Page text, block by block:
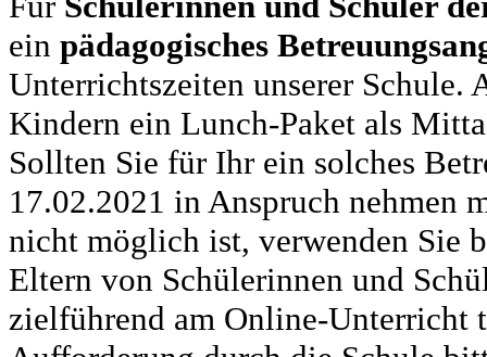
ein pädagogisches
Unterrichtszeiten unserer Schule.
Kindern ein Lunch-Paket als
Sollten Sie für Ihr ein solches
17.02.2021 in Anspruch nehmen
nicht möglich ist, verwenden Sie
Eltern von Schülerinnen und
zielführend am Online-Unterricht